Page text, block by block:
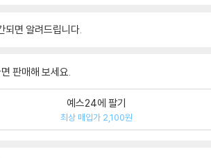
면 알려드립니다.
판매해 보세요.
예스24에 팔기
최상 매입가 2,100원